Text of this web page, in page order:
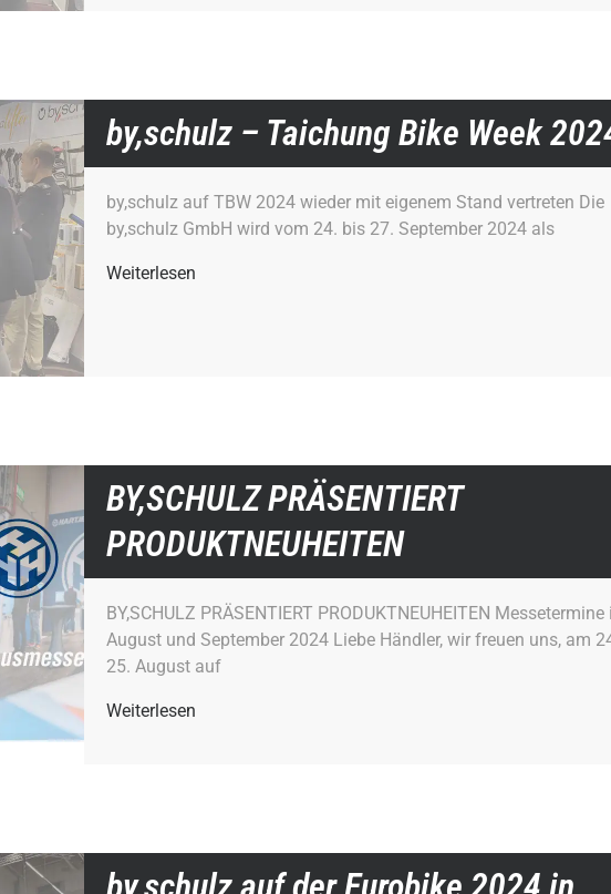
by,schulz – Taichung Bike Week
by,schulz auf TBW 2024 wieder mit eigenem Stand vertreten Die
by,schulz GmbH wird vom 24. bis 27. September 2024 als
Weiterlesen
BY,SCHULZ PRÄSENTIERT
PRODUKTNEUHEITEN
BY,SCHULZ PRÄSENTIERT PRODUKTNEUHEITEN Messetermine
August und September 2024 Liebe Händler, wir freuen uns, am
25. August auf
Weiterlesen